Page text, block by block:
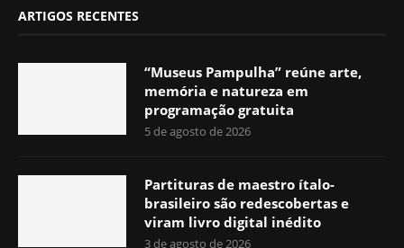
ARTIGOS RECENTES
“Museus Pampulha” reúne arte,
memória e natureza em
programação gratuita
5 de agosto de 2026
Partituras de maestro ítalo-
brasileiro são redescobertas e
viram livro digital inédito
3 de agosto de 2026